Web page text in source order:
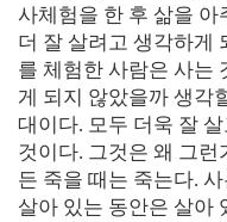
사체험을 한 후 삶을 아
더 잘 살려고 생각하게
를 체험한 사람은 사는
게 되지 않았을까 생각
대이다. 모두 더욱 잘
것이다. 그것은 왜 그런
든 죽을 때는 죽는다.
살아 있는 동안은 살아